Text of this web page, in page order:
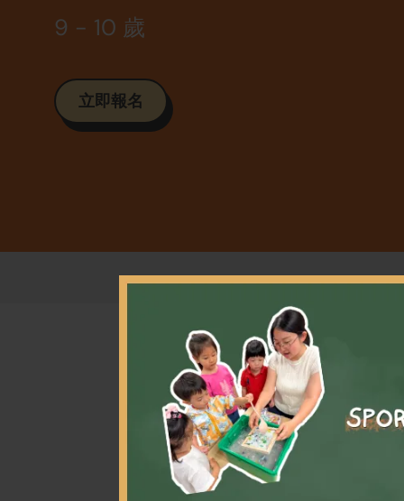
9 - 10 歲
立即報名